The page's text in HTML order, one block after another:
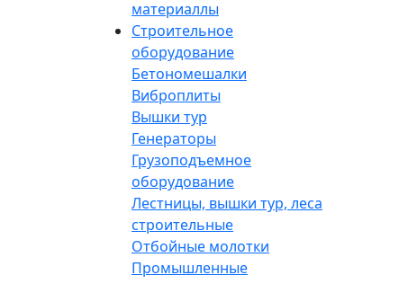
материаллы
Строительное
оборудование
Бетономешалки
Виброплиты
Вышки тур
Генераторы
Грузоподъемное
оборудование
Лестницы, вышки тур, леса
строительные
Отбойные молотки
Промышленные